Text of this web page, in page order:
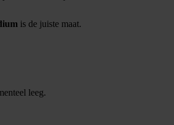
is de juiste maat.
leeg.